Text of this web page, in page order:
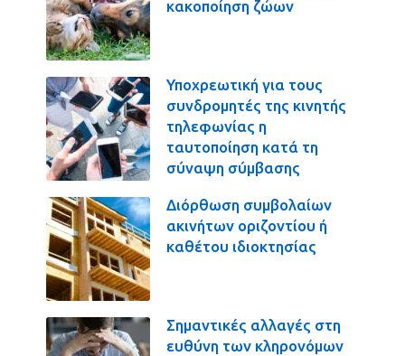
κακοποίηση ζώων
Υποχρεωτική για τους
συνδρομητές της κινητής
τηλεφωνίας η
ταυτοποίηση κατά τη
σύναψη σύμβασης
Διόρθωση συμβολαίων
ακινήτων οριζοντίου ή
καθέτου ιδιοκτησίας
Σημαντικές αλλαγές στη
ευθύνη των κληρονόμων